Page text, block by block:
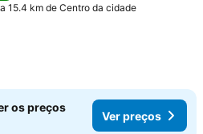
a 15.4 km de Centro da cidade
os preços
Ver preços